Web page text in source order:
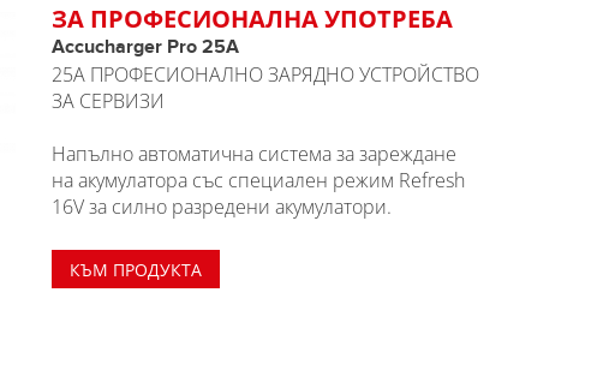
ЗА ПРОФЕСИОНАЛНА УПОТРЕБА
Accucharger Pro 25A
25A ПРОФЕСИОНАЛНО ЗАРЯДНО УСТРОЙСТВО
ЗА СЕРВИЗИ
Напълно автоматична система за зареждане
на акумулатора със специален режим Refresh
16V за силно разредени акумулатори.
КЪМ ПРОДУКТА